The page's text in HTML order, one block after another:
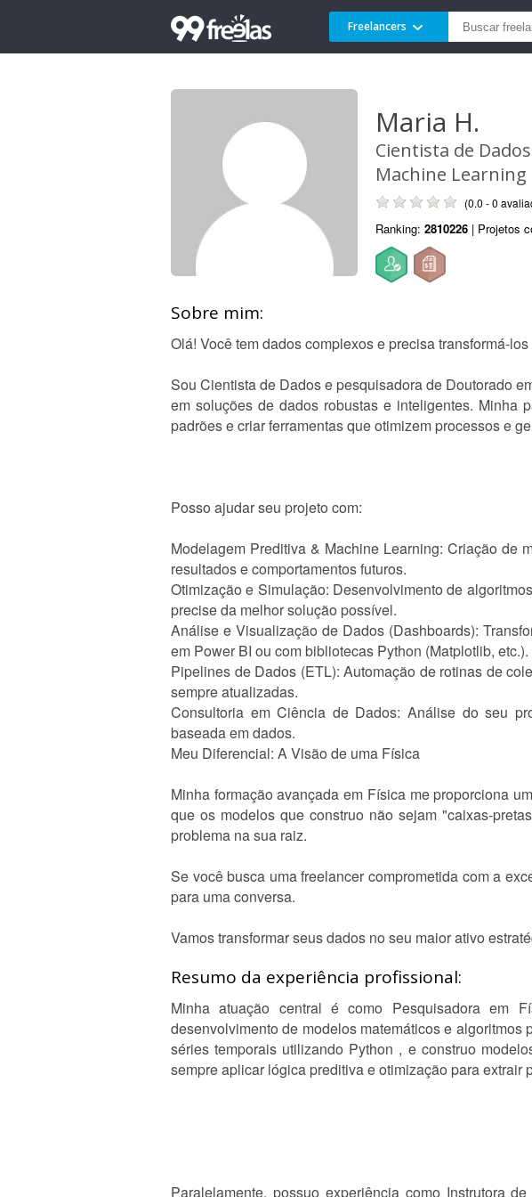
Freelancers
Maria H.
Cientista de
Machine Learning
(0.0 - 0
Ranking: 2810226 | Projetos
Sobre mim:
Olá! Você tem dados complexos e precisa transformá-
Sou Cientista de Dados e pesquisadora de Doutorado
em soluções de dados robustas e inteligentes. Minha
padrões e criar ferramentas que otimizem processos e
Posso ajudar seu projeto com:
Modelagem Preditiva & Machine Learning: Criação de
resultados e comportamentos futuros.
Otimização e Simulação: Desenvolvimento de
precise da melhor solução possível.
Análise e Visualização de Dados (Dashboards):
em Power BI ou com bibliotecas Python (Matplotlib, etc.).
Pipelines de Dados (ETL): Automação de rotinas de
sempre atualizadas.
Consultoria em Ciência de Dados: Análise do seu
baseada em dados.
Meu Diferencial: A Visão de uma Física
Minha formação avançada em Física me proporciona
que os modelos que construo não sejam "caixas-
problema na sua raiz.
Se você busca uma freelancer comprometida com a
para uma conversa.
Vamos transformar seus dados no seu maior ativo
Resumo da experiência profissional:
Minha atuação central é como Pesquisadora
desenvolvimento de modelos matemáticos e
séries temporais utilizando Python , e construo
sempre aplicar lógica preditiva e otimização para
Paralelamente, possuo experiência como Instrutora